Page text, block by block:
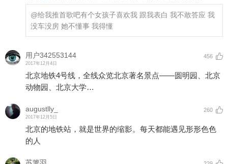
@给我推首歌吧有个女孩子喜欢我 跟我表白 我不敢答应 我
没车没房 她不懂事 我得懂
用户342553144
2017年12月4日
456
北京地铁4号线，全线众览北京著名景点——圆明园、北京
动物园、北京大学…
augustlly_
2017年12月5日
260
北京的地铁站，就是世界的缩影。每天都能遇见形形色色
的人